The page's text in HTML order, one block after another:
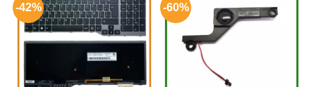
-42% -60%